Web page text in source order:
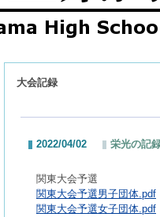
大会記録
2022/04/02 栄光の記
関東大会予選
関東大会予選男子団体.pdf
関東大会予選女子団体.pdf